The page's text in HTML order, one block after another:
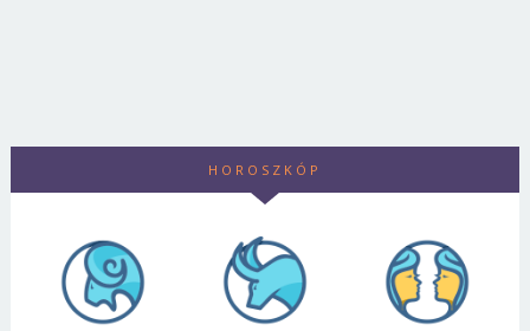
HOROSZKÓP